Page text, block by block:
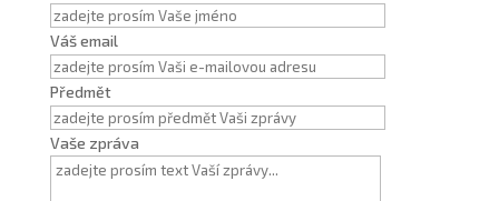
Váš email
Předmět
Vaše zpráva